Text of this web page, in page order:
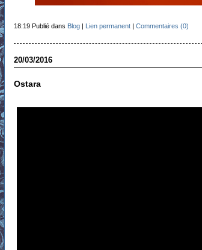
18:19 Publié dans Blog| Lien permanent| Commentaires (0)
20/03/2016
Ostara